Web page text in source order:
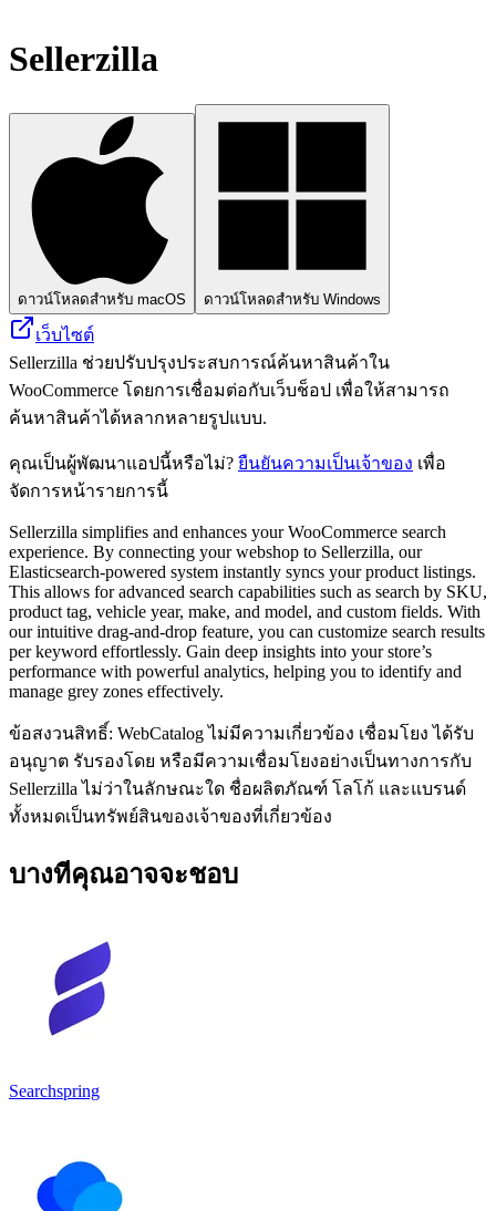
Sellerzilla
ดาวน์โหลดสำหรับ macOS ดาวน์โหลดสำหรับ Windows
เว็บไซต์
Sellerzilla ช่วยปรับปรุงประสบการณ์ค้นหาสินค้าใน
WooCommerce โดยการเชื่อมต่อกับเว็บช็อป เพื่อให้สามารถ
ค้นหาสินค้าได้หลากหลายรูปแบบ.
คุณเป็นผู้พัฒนาแอปนี้หรือไม่? ยืนยันความเป็นเจ้าของ เพื่อ
จัดการหน้ารายการนี้
Sellerzilla simplifies and enhances your WooCommerce search
experience. By connecting your webshop to Sellerzilla, our
Elasticsearch-powered system instantly syncs your product listings.
This allows for advanced search capabilities such as search by SKU,
product tag, vehicle year, make, and model, and custom fields. With
our intuitive drag-and-drop feature, you can customize search results
per keyword effortlessly. Gain deep insights into your store’s
performance with powerful analytics, helping you to identify and
manage grey zones effectively.
ข้อสงวนสิทธิ์: WebCatalog ไม่มีความเกี่ยวข้อง เชื่อมโยง ได้รับ
อนุญาต รับรองโดย หรือมีความเชื่อมโยงอย่างเป็นทางการกับ
Sellerzilla ไม่ว่าในลักษณะใด ชื่อผลิตภัณฑ์ โลโก้ และแบรนด์
ทั้งหมดเป็นทรัพย์สินของเจ้าของที่เกี่ยวข้อง
บางทีคุณอาจจะชอบ
Searchspring